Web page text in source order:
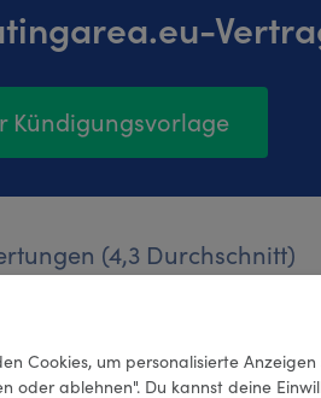
Kündigungsvorlage
(4,3 Durchschnitt)
um personalisierte
ablehnen". Du kannst deine